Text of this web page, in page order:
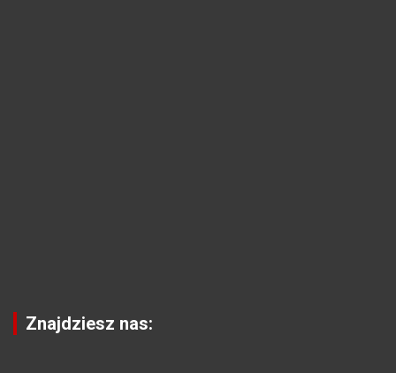
Znajdziesz nas: